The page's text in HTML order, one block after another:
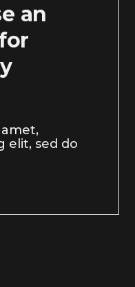
an
elit, sed do